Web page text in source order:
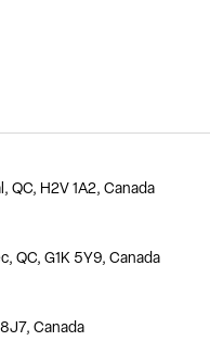
H2V 1A2, Canada
QC, G1K 5Y9, Canada
Canada